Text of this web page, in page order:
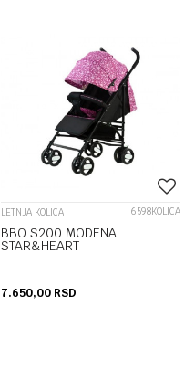
LETNJA KOLICA 6598KOLICA
BBO S200 MODENA
STAR&HEART
7.650,00 RSD